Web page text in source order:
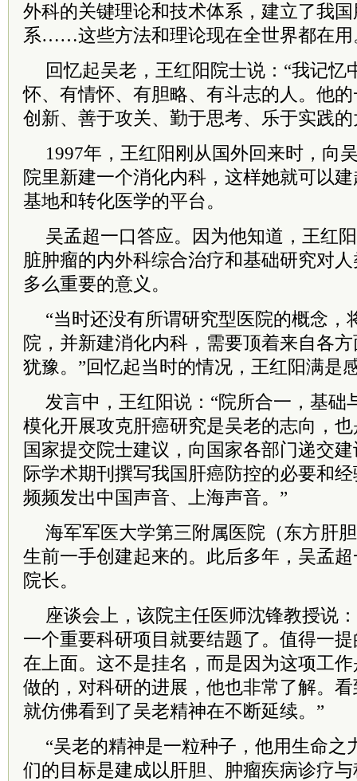
外科的关键理论和技术体系，建立了我
系……这些方法和理论现在全世界都在用
回忆起吴老，王红阳院士说：“我记忆
怀、有情怀、有胆略、有斗志的人。他
创新、善于攻关、勤于思考、乐于实践
1997年，王红阳刚从国外回来时，向
院里新建一个消化内科，这样她就可以
基地和转化医学的平台。
吴孟超一口答应。因为他知道，王红
脏肿瘤的内外科综合治疗和基础研究对
多么重要的意义。
“当时还没有所谓研究型医院的概念，
院，并新建消化内科，需要顶着来自各
犹豫。”回忆起当时的情况，王红阳满是
发言中，王红阳说：“院所合一，基础
模化开展攻克肝癌研究是吴老的志向，
国家提交院士建议，向国家各部门递交
际学术期刊撰写我国肝癌防控的必要和
频频发出中国声音、上海声音。”
海军军医大学第三附属医院（东方肝
生前一手创建起来的。此后多年，吴孟
院长。
座谈会上，该院主任医师沈锋教授说
一个重要科研项目就要结题了。值得一
在上面。这不是挂名，而是因为这项工
做的，对科研的进展，他也非常了解。
就仿佛看到了吴老精神在不断延续。”
“吴老的精神是一粒种子，他用生命之
们的目标是建成以肝胆、肿瘤疾病诊疗